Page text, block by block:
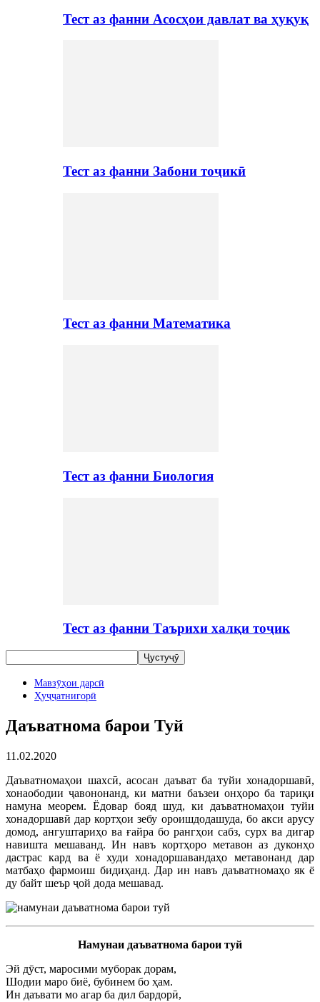
Тест аз фанни Асосҳои давлат ва ҳуқуқ
Тест аз фанни Забони тоҷикӣ
Тест аз фанни Математика
Тест аз фанни Биология
Тест аз фанни Таърихи халқи тоҷик
Мавзӯҳои дарсӣ
Ҳуҷҷатнигорӣ
Даъватнома барои Туй
11.02.2020
Даъватномаҳои шахсӣ, асосан даъват ба туйи хонадоршавӣ,
хонаободии ҷавононанд, ки матни баъзеи онҳоро ба тариқи
намуна меорем. Ёдовар бояд шуд, ки даъватномаҳои туйи
хонадоршавӣ дар кортҳои зебу ороишдодашуда, бо акси арусу
домод, ангуштариҳо ва ғайра бо рангҳои сабз, сурх ва дигар
навишта мешаванд. Ин навъ кортҳоро метавон аз дуконҳо
дастрас кард ва ё худи хонадоршавандаҳо метавонанд дар
матбаҳо фармоиш бидиҳанд. Дар ин навъ даъватномаҳо як ё
ду байт шеър ҷой дода мешавад.
Намунаи даъватнома барои туй
Эй дӯст, маросими муборак дорам,
Шодии маро биё, бубинем бо ҳам.
Ин даъвати мо агар ба дил бардорӣ,